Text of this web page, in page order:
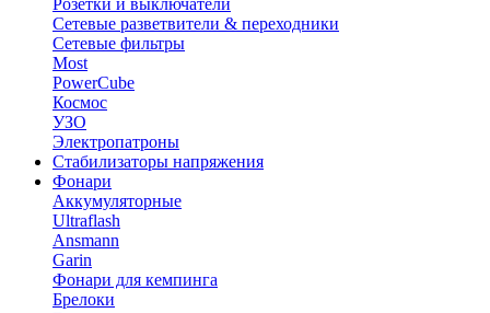
Розетки и выключатели
Сетевые разветвители & переходники
Сетевые фильтры
Most
PowerCube
Космос
УЗО
Электропатроны
Стабилизаторы напряжения
Фонари
Аккумуляторные
Ultraflash
Ansmann
Garin
Фонари для кемпинга
Брелоки